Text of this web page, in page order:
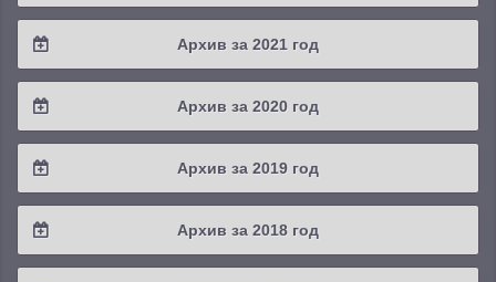
2024 / #1
2023 / #3
2023 / #1
2022 / #4
2022 / #3
2022 / #1
Архив за 2021 год
2021 / #4
2021 / #3
2021 / #1
Архив за 2020 год
2020 / #4
2020 / #3
Архив за 2019 год
2019 / #4
2019 / #3
Архив за 2018 год
2018 / #4